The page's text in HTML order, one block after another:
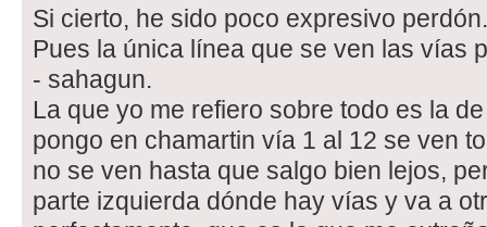
Si cierto, he sido poco expresivo perdón.
Pues la única línea que se ven las vías
- sahagun.
La que yo me refiero sobre todo es la
pongo en chamartin vía 1 al 12 se ven
no se ven hasta que salgo bien lejos,
parte izquierda dónde hay vías y va a